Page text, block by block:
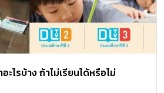
ะไรบ้าง ถ้าไม่เรียนได้หรือไม่